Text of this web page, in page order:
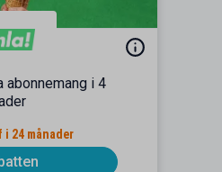
abonnemang i 4
i 24 månader